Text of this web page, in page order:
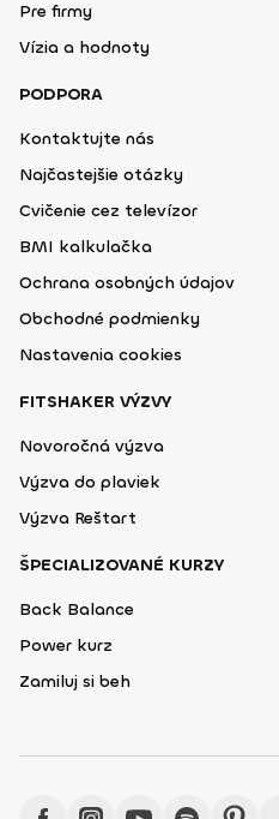
Pre firmy
Vízia a hodnoty
PODPORA
Kontaktujte nás
Najčastejšie otázky
Cvičenie cez televízor
BMI kalkulačka
Ochrana osobných údajov
Obchodné podmienky
Nastavenia cookies
FITSHAKER VÝZVY
Novoročná výzva
Výzva do plaviek
Výzva Reštart
ŠPECIALIZOVANÉ KURZY
Back Balance
Power kurz
Zamiluj si beh